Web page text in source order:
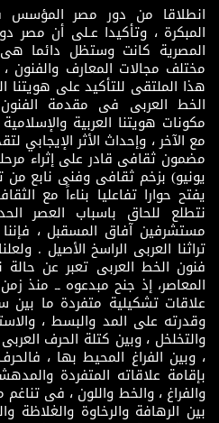
انطلاقا من دور مصر المؤسس
المبكرة ، وتأكيدا عـلى أن مصر
المصرية كانت وستظل دائما
مختلف مجالات المعارف
هذا الملتقى للتأكيد على هويتنا
الخط العربى فى مقدمة الفنون
مكونات هويتنا العربية
مع الآخر ، وإحداث الأثر الإيجابي
يونيو) بزخم ثقافى وفنى نابع من
يفتح حوارا تفاعليا بناءاً مع
نتطلع للحاق باسباب العصر
مستشرفين آفاق المسقبل ،
تراثنا العربى الراسخ الأصيل .
فنون الخط العربى تعبر عن حالة
المعاصر، إذ جنح مبدعوه ــ منذ
علاقات تشكيلية متفردة ما
وقدرته على المد والبسط ،
والتخلخل ، وبين كتلة الحرف
، وبين الفراغ المحيط بها ،
بإقامة علاقاته المتفردة
والفراغ ، والخط واللون ، فى
بين الرهافة والرخاوة والغلاظة